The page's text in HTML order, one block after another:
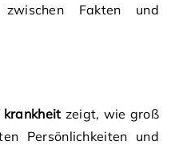
Fakten und
zeigt, wie groß
Persönlichkeiten und